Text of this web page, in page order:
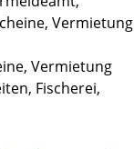
Vermietung
Vermietung
Fischerei,